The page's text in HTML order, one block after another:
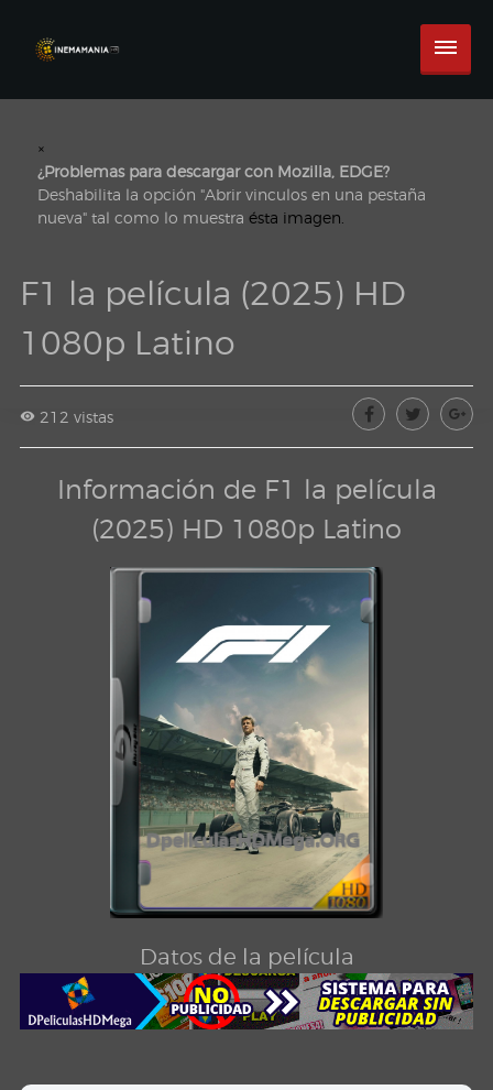
×
¿Problemas para descargar con Mozilla, EDGE?
Deshabilita la opción "Abrir vinculos en una pestaña
nueva" tal como lo muestra ésta imagen.
F1 la película (2025) HD
1080p Latino
212 vistas
Información de F1 la película
(2025) HD 1080p Latino
Datos de la película